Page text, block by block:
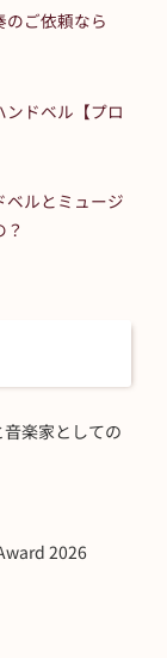
のご依頼なら
ドベル【プロ
ベルとミュージ
楽家としての
2026